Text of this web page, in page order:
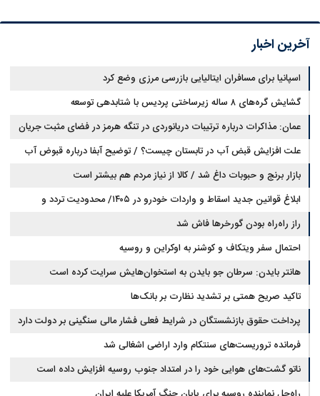
آخرین اخبار
اسپانیا برای مسافران ایتالیایی بازرسی مرزی وضع کرد
گشایش گره‌های ۸ ساله زیرساختی پردیس با شتابدهی توسعه
عمان: مذاکرات درباره ترتیبات دریانوردی در تنگه هرمز در فضای مثبت جریان
دارد
علت افزایش قبض آب در تابستان چیست؟ / توضیح آبفا درباره قبوض آب
بازار برنج و حبوبات داغ شد / کالا از نیاز مردم هم بیشتر است
ابلاغ قوانین جدید اسقاط و واردات خودرو در ۱۴۰۵/ محدودیت تردد و
سوخت‌رسانی به فرسوده‌ها
راز راه‌راه بودن گورخرها فاش شد
احتمال سفر ویتکاف و کوشنر به اوکراین و روسیه
هانتر بایدن: سرطان جو بایدن به استخوان‌هایش سرایت کرده است
تاکید صریح همتی بر تشدید نظارت بر بانک‌ها
پرداخت حقوق بازنشستگان در شرایط فعلی فشار مالی سنگینی بر دولت دارد
فرمانده تروریست‌های سنتکام وارد اراضی اشغالی شد
ناتو گشت‌های هوایی خود را در امتداد جنوب روسیه افزایش داده است